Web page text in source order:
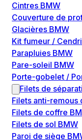
Cintres BMW
Couverture de
Glacières BMW
Kit fumeur /
Parapluies BMW
Pare-soleil BMW
Porte-gobelet /
Filets de
Filets anti-
Filets de coffre
Filets de sol BMW
Paroi de siège